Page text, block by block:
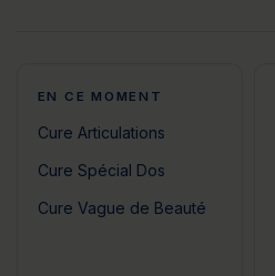
EN CE MOMENT
Cure Articulations
Cure Spécial Dos
Cure Vague de Beauté